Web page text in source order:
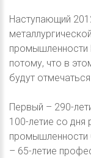
Наступающий
промышленности
потому, что в
будут
Первый – 290-
100-летие со дня
промышленности
– 65-летие